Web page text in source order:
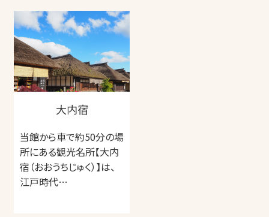
大内宿
当館から車で約50分の場
所にある観光名所【大内
宿（おおうちじゅく）】は、
江戸時代…